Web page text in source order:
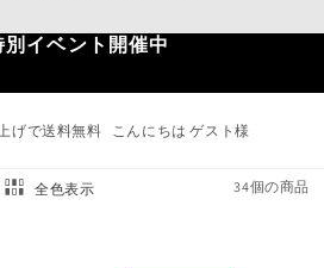
イベント開催中
げで送料無料 こんにちは ゲスト様
全色表示 34個の商品